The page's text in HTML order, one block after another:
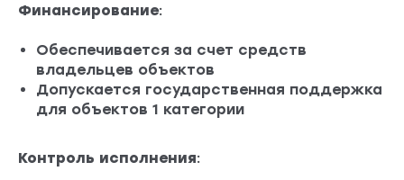
Финансирование:
Обеспечивается за счет средств
владельцев объектов
Допускается государственная поддержка
для объектов 1 категории
Контроль исполнения: